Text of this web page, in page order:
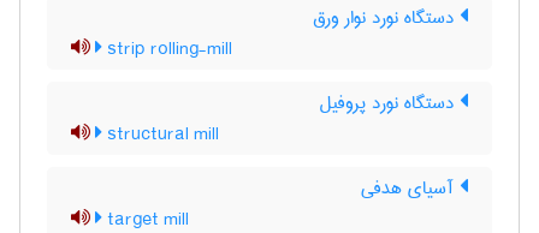
دستگاه نورد نوار ورق
strip rolling-mill
دستگاه نورد پروفیل
structural mill
آسیای هدفی
target mill